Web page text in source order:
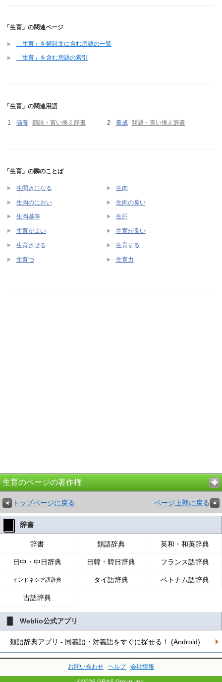
「生育」の関連ページ
「生育」を解説文に含む用語の一覧
「生育」を含む用語の索引
「生育」の関連用語
涵養 類語・言い換え辞書 養成 類語・言い換え辞書
「生育」の隣のことば
生聞きになる 生肉
生肉のにおい 生肉の臭い
生肉基準 生肝
生育がよい 生育が良い
生育させる 生育する
生育つ 生育力
生育のページの著作権
トップページに戻る ページ上部に戻る
辞書
辞書 類語辞典 英和・和英辞典
日中・中日辞典 日韓・韓日辞典 フランス語辞典
インドネシア語辞典 タイ語辞典 ベトナム語辞典
古語辞典
Weblio公式アプリ
類語辞典アプリ - 同義語・対義語をすぐに探せる！ (Android)
お問い合わせ ヘルプ 会社情報